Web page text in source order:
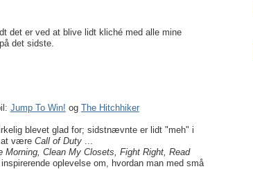
det er ved at blive lidt kliché med alle mine
det sidste.
Jump To Win! og The Hitchhiker
blevet glad for; sidstnævnte er lidt "meh" i
at være Call of Duty...
Clean My Closets, Fight Right, Read
oplevelse om, hvordan man med små